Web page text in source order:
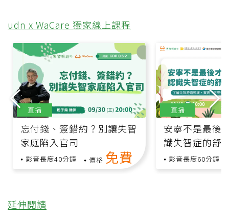
udn x WaCare 獨家線上課程
忘付錢、簽錯約？別讓失智
家庭陷入官司
影音長度40分鐘 價格 免費
直播
安寧不是最後
識失智症的舒
影音長度60分鐘
直播
延伸閱讀